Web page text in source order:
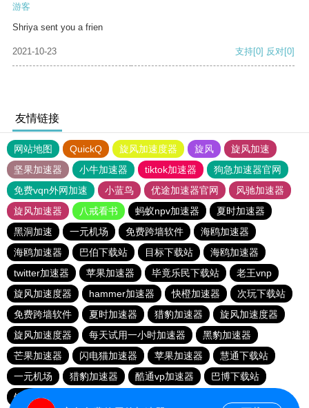
游客
Shriya sent you a frien
2021-10-23 支持[0] 反对[0]
友情链接
网站地图 QuickQ 旋风加速度器 旋风
旋风加速
坚果加速器
小牛加速器 tiktok加速器
狗急加速器官网
免费vqn外网加速
小蓝鸟 优途加速器官网
风驰加速器
旋风加速器
八戒看书 蚂蚁npv加速器
夏时加速器
黑洞加速
一元机场 免费跨墙软件
海鸥加速器
海鸥加速器
巴伯下载站 目标下载站
海鸥加速器
twitter加速器
苹果加速器 毕竟乐民下载站
老王vnp
旋风加速度器
hammer加速器 快橙加速器
次玩下载站
免费跨墙软件
夏时加速器 猎豹加速器
旋风加速度器
旋风加速度器
每天试用一小时加速器
黑豹加速器
芒果加速器
闪电猫加速器 苹果加速器
慧通下载站
一元机场
猎豹加速器 酷通vp加速器
巴博下载站
银河加速器